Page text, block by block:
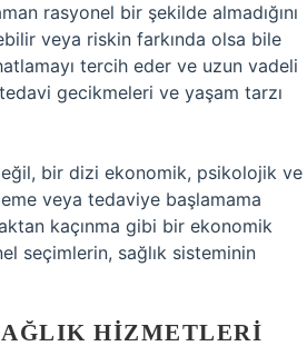
rasyonel bir şekilde almadığını
veya riskin farkında olsa bile
tercih eder ve uzun vadeli
gecikmeleri ve yaşam tarzı
bir dizi ekonomik, psikolojik ve
veya tedaviye başlamama
kaçınma gibi bir ekonomik
seçimlerin, sağlık sisteminin
HIZMETLERI